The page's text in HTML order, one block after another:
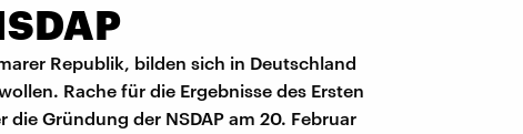
Republik, bilden sich in Deutschland
Rache für die Ergebnisse des Ersten
Gründung der NSDAP am 20. Februar